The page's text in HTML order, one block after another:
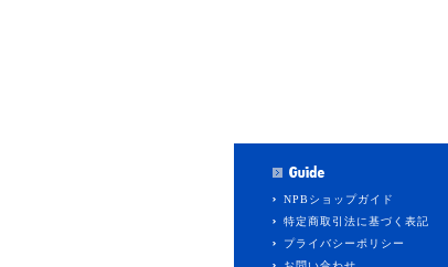
NPBショップガイド
特定商取引法に基づく表記
プライバシーポリシー